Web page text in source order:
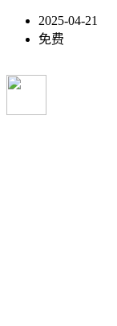
2025-04-21
免费